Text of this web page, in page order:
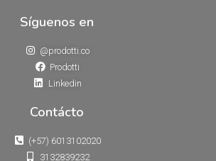
Síguenos en
@prodotti.co
Prodotti
Linkedin
Contácto
(+57) 6013102020
3132839232